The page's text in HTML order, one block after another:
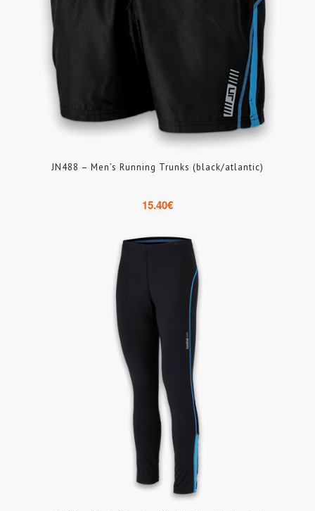
JN488 – Men’s Running Trunks (black/atlantic)
15.40€